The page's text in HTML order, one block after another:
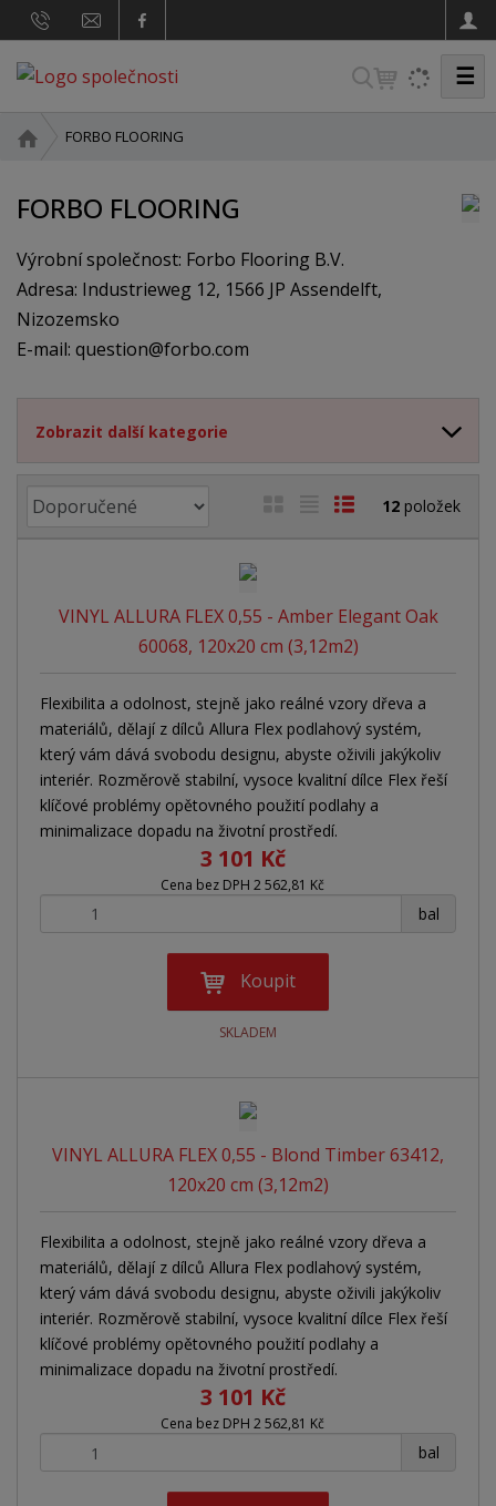
V
t
☰
v
d
í
s
r
a
FORBO FLOORING
FORBO FLOORING
Výrobní společnost: Forbo Flooring B.V.
Adresa: Industrieweg 12, 1566 JP Assendelft,
Nizozemsko
E-mail: question@forbo.com
Zobrazit další kategorie
z
k
v
ý
v
ý
p
i
s
l
k
v
ý
v
ý
p
s
o
v
v
ý
p
i
12 položek
VINYL ALLURA FLEX 0,55 - Amber Elegant Oak
60068, 120x20 cm (3,12m2)
Flexibilita a odolnost, stejně jako reálné vzory dřeva a
materiálů, dělají z dílců Allura Flex podlahový systém,
který vám dává svobodu designu, abyste oživili jakýkoliv
interiér. Rozměrově stabilní, vysoce kvalitní dílce Flex řeší
klíčové problémy opětovného použití podlahy a
minimalizace dopadu na životní prostředí.
3 101 Kč
Cena bez DPH 2 562,81 Kč
bal
+ -
Koupit
SKLADEM
VINYL ALLURA FLEX 0,55 - Blond Timber 63412,
120x20 cm (3,12m2)
Flexibilita a odolnost, stejně jako reálné vzory dřeva a
materiálů, dělají z dílců Allura Flex podlahový systém,
který vám dává svobodu designu, abyste oživili jakýkoliv
interiér. Rozměrově stabilní, vysoce kvalitní dílce Flex řeší
klíčové problémy opětovného použití podlahy a
minimalizace dopadu na životní prostředí.
3 101 Kč
Cena bez DPH 2 562,81 Kč
bal
+ -